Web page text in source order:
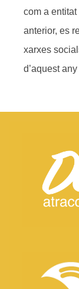
com a
anterior, es
xarxes
d’aquest